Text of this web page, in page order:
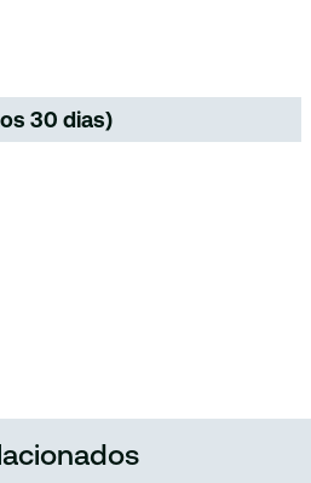
30 dias)